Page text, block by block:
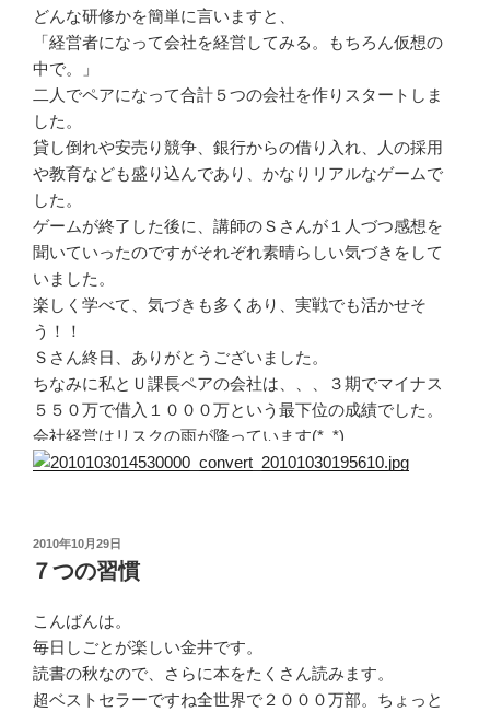
どんな研修かを簡単に言いますと、
「経営者になって会社を経営してみる。もちろん仮想の
中で。」
二人でペアになって合計５つの会社を作りスタートしま
した。
貸し倒れや安売り競争、銀行からの借り入れ、人の採用
や教育なども盛り込んであり、かなりリアルなゲームで
した。
ゲームが終了した後に、講師のＳさんが１人づつ感想を
聞いていったのですがそれぞれ素晴らしい気づきをして
いました。
楽しく学べて、気づきも多くあり、実戦でも活かせそ
う！！
Ｓさん終日、ありがとうございました。
ちなみに私とＵ課長ペアの会社は、、、３期でマイナス
５５０万で借入１０００万という最下位の成績でした。
会社経営はリスクの雨が降っています(*_*)
投
稿
日:
2010年10月29日
７つの習慣
こんばんは。
毎日しごとが楽しい金井です。
読書の秋なので、さらに本をたくさん読みます。
超ベストセラーですね全世界で２０００万部。ちょっと